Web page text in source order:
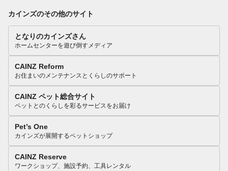
カインズのその他のサイト
となりのカインズさん
ホームセンターを遊び倒すメディア
CAINZ Reform
お住まいのメンテナンスとくらしのサポート
CAINZ ペット総合サイト
ペットとのくらしを彩るサービスをお届け
Pet’s One
カインズが展開するペットショップ
CAINZ Reserve
ワークショップ、施設予約、工具レンタル